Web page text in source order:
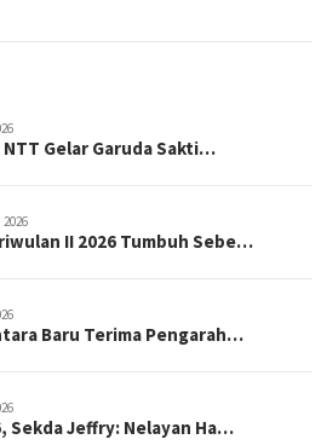
Gelar Garuda Sakti…
II 2026 Tumbuh Sebe…
Baru Terima Pengarah…
Sekda Jeffry: Nelayan Ha…